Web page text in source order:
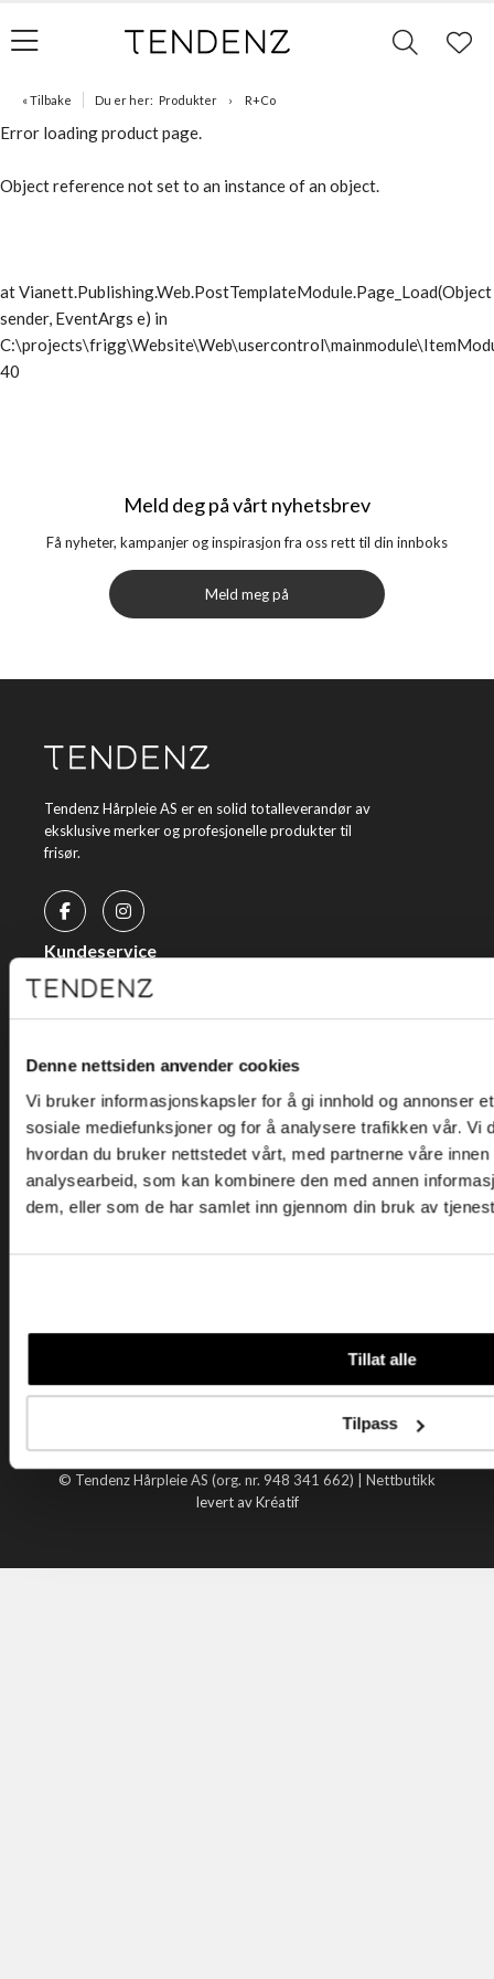
Denne nettsiden anvender cookies
Vi bruker informasjonskapsler for å gi innhold og annonser
sosiale mediefunksjoner og for å analysere trafikken vår. Vi
hvordan du bruker nettstedet vårt, med partnerne våre
analysearbeid, som kan kombinere den med annen
dem, eller som de har samlet inn gjennom din bruk av
Tillat alle
Tilpass
« Tilbake Du er her: Produkter R+Co
Error loading product page.
Object reference not set to an instance of an object.
at Vianett.Publishing.Web.PostTemplateModule.Page_Load(Object
sender, EventArgs e) in
40
Meld deg på vårt nyhetsbrev
Få nyheter, kampanjer og inspirasjon fra oss rett til din innboks
Meld meg på
Tendenz Hårpleie AS er en solid totalleverandør av
eksklusive merker og profesjonelle produkter til
frisør.
Kundeservice
Kjøpsvilkår
Personvern
Holtegata 26, 0355 Oslo
Telefon: +47 22 92 50 00
E-post: kundeservice@tendenz.net
Nyttige lenker
Datablad
Om oss
Handle hos oss
© Tendenz Hårpleie AS (org. nr. 948 341 662) | Nettbutikk
levert av Kréatif